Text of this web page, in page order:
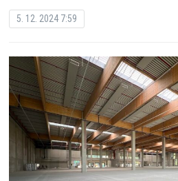
5. 12. 2024 7:59